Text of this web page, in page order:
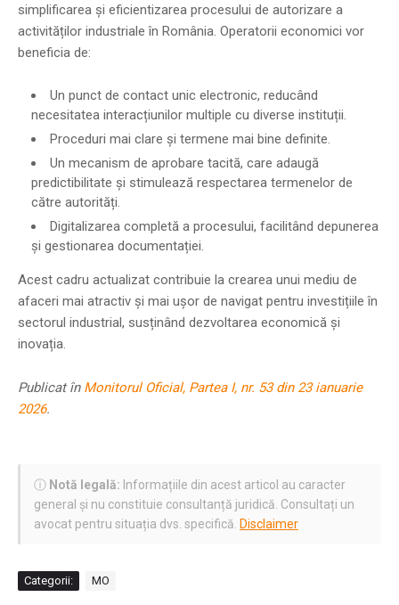
simplificarea și eficientizarea procesului de autorizare a
activităților industriale în România. Operatorii economici vor
beneficia de:
Un punct de contact unic electronic, reducând
necesitatea interacțiunilor multiple cu diverse instituții.
Proceduri mai clare și termene mai bine definite.
Un mecanism de aprobare tacită, care adaugă
predictibilitate și stimulează respectarea termenelor de
către autorități.
Digitalizarea completă a procesului, facilitând depunerea
și gestionarea documentației.
Acest cadru actualizat contribuie la crearea unui mediu de
afaceri mai atractiv și mai ușor de navigat pentru investițiile în
sectorul industrial, susținând dezvoltarea economică și
inovația.
Publicat în Monitorul Oficial, Partea I, nr. 53 din 23 ianuarie
2026.
ⓘ Notă legală: Informațiile din acest articol au caracter
general și nu constituie consultanță juridică. Consultați un
avocat pentru situația dvs. specifică. Disclaimer
Categorii: MO